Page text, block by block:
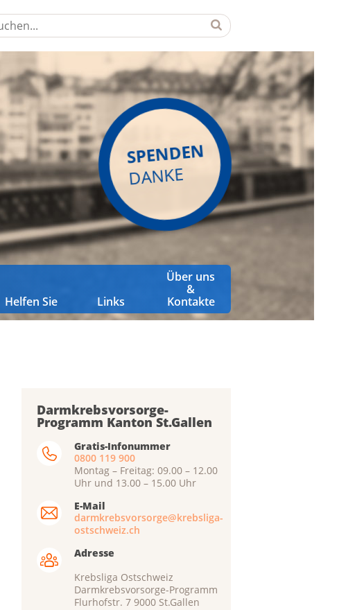
SPENDEN
DANKE
Helfen Sie Links
Über uns
&
Kontakte
Darmkrebsvorsorge-
Programm Kanton St.Gallen
Gratis-Infonummer
0800 119 900
Montag – Freitag: 09.00 – 12.00
Uhr und 13.00 – 15.00 Uhr
E-Mail
darmkrebsvorsorge@krebsliga-
ostschweiz.ch
Adresse
Krebsliga Ostschweiz
Darmkrebsvorsorge-Programm
Flurhofstr. 7 9000 St.Gallen